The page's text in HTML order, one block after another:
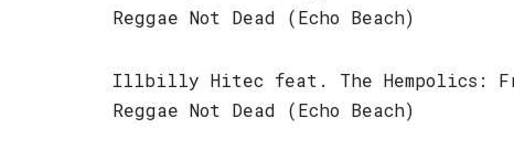
Reggae Not Dead (Echo Beach)
Illbilly Hitec feat. The Hempolics:
Reggae Not Dead (Echo Beach)